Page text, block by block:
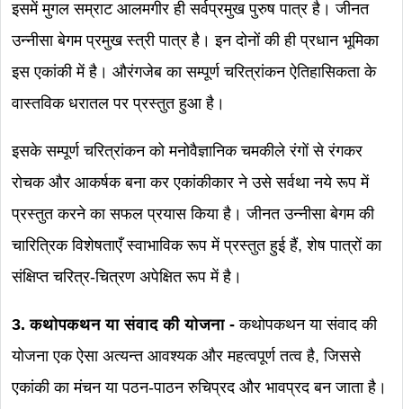
इसमें मुगल सम्राट आलमगीर ही सर्वप्रमुख पुरुष पात्र है। जीनत
उन्नीसा बेगम प्रमुख स्त्री पात्र है। इन दोनों की ही प्रधान भूमिका
इस एकांकी में है। औरंगजेब का सम्पूर्ण चरित्रांकन ऐतिहासिकता के
वास्तविक धरातल पर प्रस्तुत हुआ है।
इसके सम्पूर्ण चरित्रांकन को मनोवैज्ञानिक चमकीले रंगों से रंगकर
रोचक और आकर्षक बना कर एकांकीकार ने उसे सर्वथा नये रूप में
प्रस्तुत करने का सफल प्रयास किया है। जीनत उन्नीसा बेगम की
चारित्रिक विशेषताएँ स्वाभाविक रूप में प्रस्तुत हुई हैं, शेष पात्रों का
संक्षिप्त चरित्र-चित्रण अपेक्षित रूप में है।
3. कथोपकथन या संवाद की योजना -कथोपकथन या संवाद की
योजना एक ऐसा अत्यन्त आवश्यक और महत्वपूर्ण तत्व है, जिससे
एकांकी का मंचन या पठन-पाठन रुचिप्रद और भावप्रद बन जाता है।